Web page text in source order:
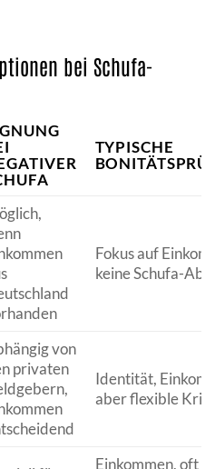
bei Schufa-
TYPISCHE
Fokus auf
keine Schufa-
von
privaten
Identität,
aber flexible
Einkommen, oft